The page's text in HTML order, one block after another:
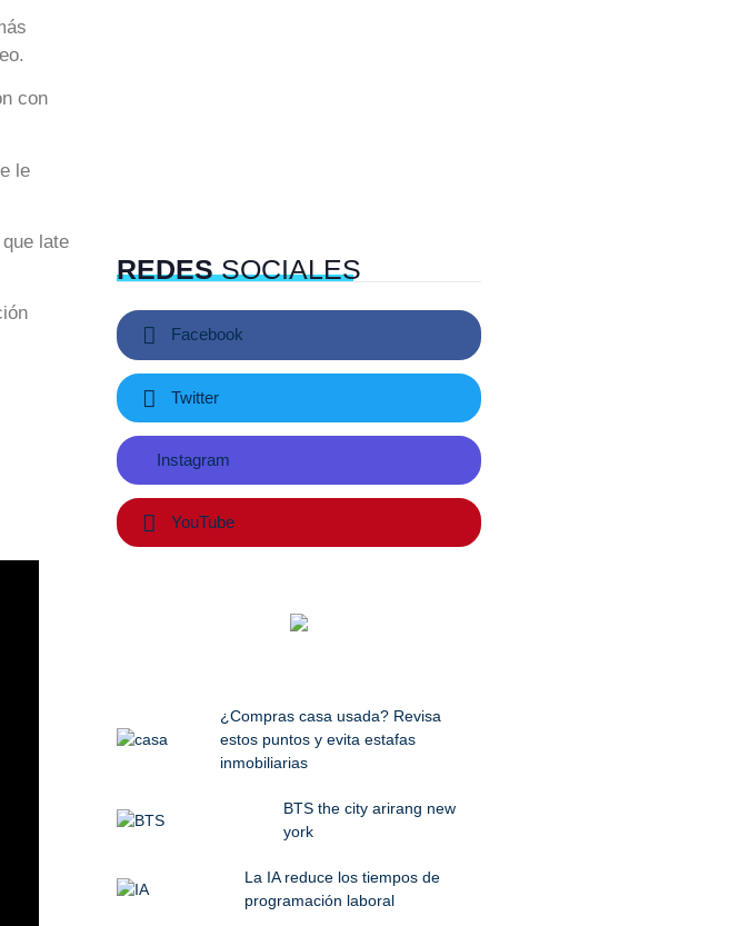
con
le
late
REDESSOCIALES
Facebook
Twitter
Instagram
YouTube
¿Compras casa usada? Revisa
estos puntos y evita estafas
inmobiliarias
BTS the city arirang new
york
La IA reduce los tiempos de
programación laboral